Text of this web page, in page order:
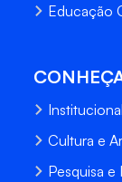
Educação
Institucional
Cultura e
Pesquisa e